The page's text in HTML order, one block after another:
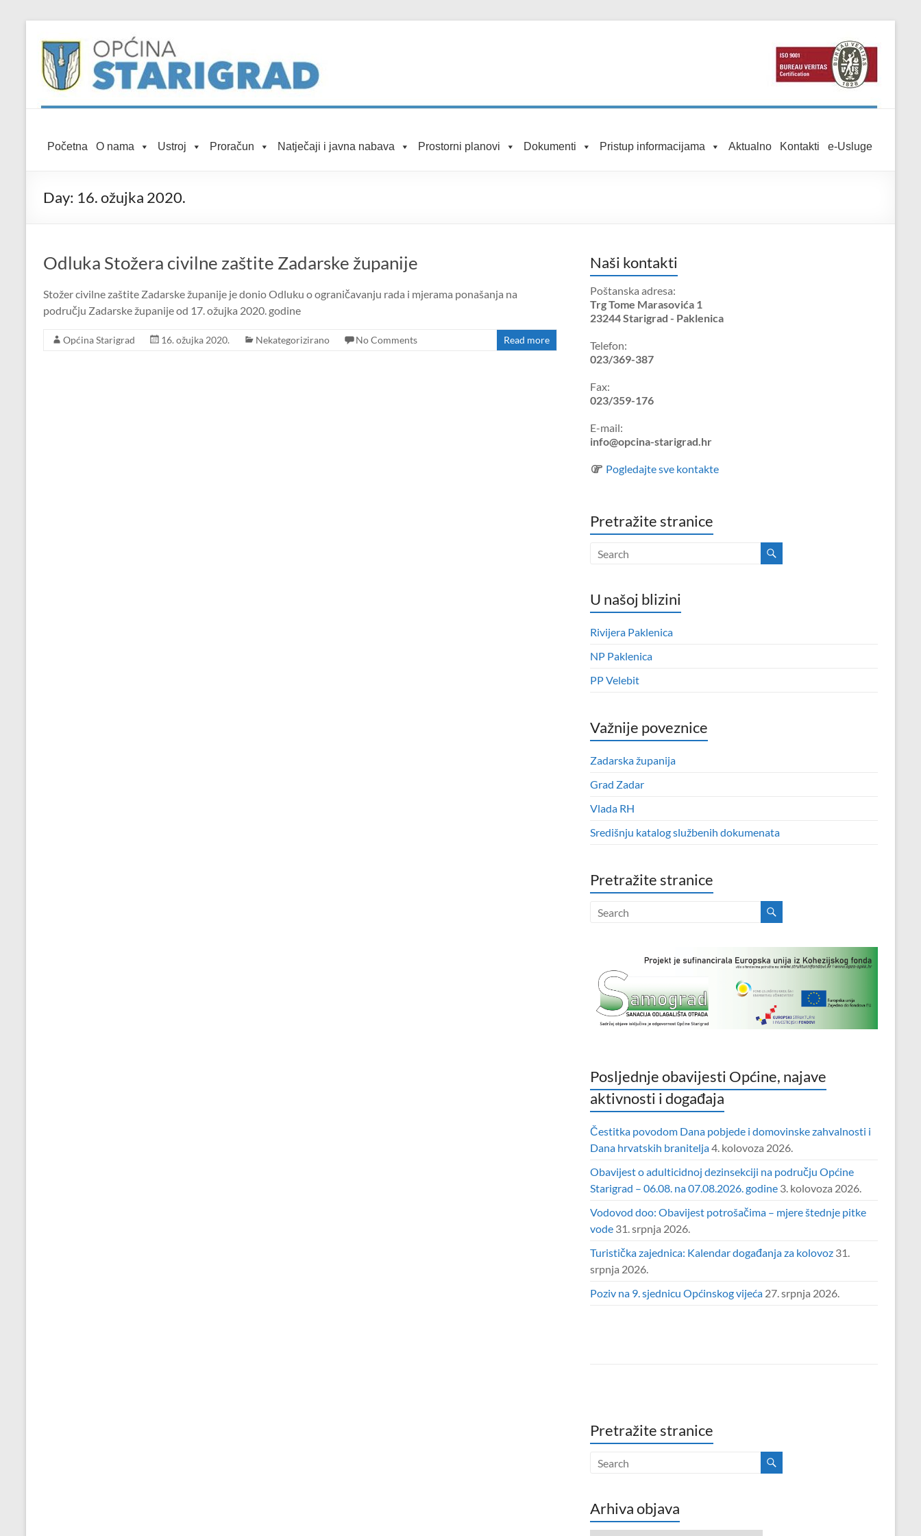
content
Općina
mrežna
Početna O nama Ustroj Proračun Natječaji i javna nabava Prostorni planovi Dokumenti Pristup informacijama Aktualno Kontakti e-Usluge
Day: 16. ožujka 2020.
Odluka Stožera civilne zaštite Zadarske županije
Stožer civilne zaštite Zadarske županije je donio Odluku o ograničavanju rada i mjerama ponašanja na
području Zadarske županije od 17. ožujka 2020. godine
Općina Starigrad 16. ožujka 2020. Nekategorizirano No Comments Read more
Naši kontakti
Poštanska adresa:
Trg Tome Marasovića 1
23244 Starigrad - Paklenica
Telefon:
023/369-387
Fax:
023/359-176
E-mail:
info@opcina-starigrad.hr
Pogledajte sve kontakte
Pretražite stranice
U našoj blizini
Rivijera Paklenica
NP Paklenica
PP Velebit
Važnije poveznice
Zadarska županija
Grad Zadar
Vlada RH
Središnju katalog službenih dokumenata
Pretražite stranice
Posljednje obavijesti Općine, najave
aktivnosti i događaja
Čestitka povodom Dana pobjede i domovinske zahvalnosti i
Dana hrvatskih branitelja4. kolovoza 2026.
Obavijest o adulticidnoj dezinsekciji na području Općine
Starigrad – 06.08. na 07.08.2026. godine 3. kolovoza 2026.
Vodovod doo: Obavijest potrošačima – mjere štednje pitke
vode 31. srpnja 2026.
Turistička zajednica: Kalendar događanja za kolovoz 31.
srpnja 2026.
Poziv na 9. sjednicu Općinskog vijeća 27. srpnja 2026.
Pretražite stranice
Arhiva objava